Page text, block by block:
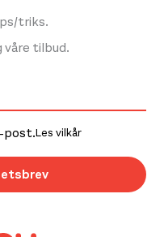
triks.
våre tilbud.
post.Les vilkår